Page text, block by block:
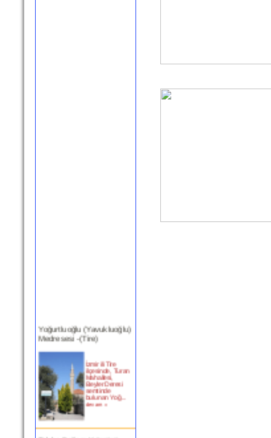
Medresesi -(Tire)
ilçesinde, Turan
Mahallesi,
Beyler Deresi
semtinde
bulunan Yoğ...
devam »
Tekke Boğazı Köprüsü -